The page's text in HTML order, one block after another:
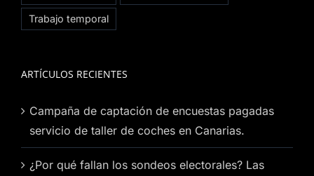
Trabajo temporal
ARTÍCULOS RECIENTES
Campaña de captación de encuestas pagadas
servicio de taller de coches en Canarias.
¿Por qué fallan los sondeos electorales? Las